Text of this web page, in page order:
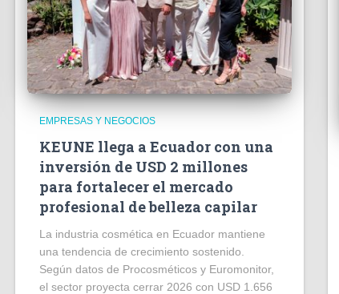
EMPRESAS Y NEGOCIOS
KEUNE llega a Ecuador con una
inversión de USD 2 millones
para fortalecer el mercado
profesional de belleza capilar
La industria cosmética en Ecuador mantiene
una tendencia de crecimiento sostenido.
Según datos de Procosméticos y Euromonitor,
el sector proyecta cerrar 2026 con USD 1.656